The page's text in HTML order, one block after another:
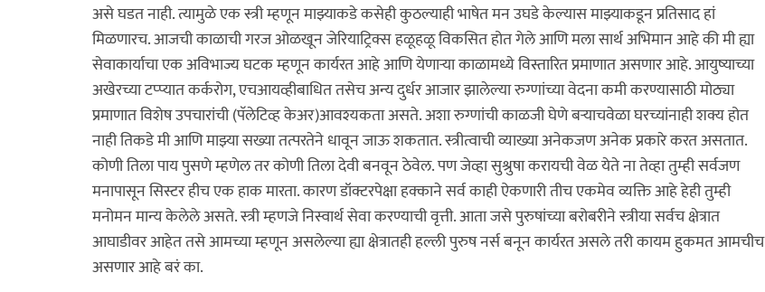
असे घडत नाही. त्यामुळे एक स्त्री म्हणून माझ्याकडे कसेही कुठल्याही भाषेत मन उघडे केल्यास माझ्याकडून प्रतिसाद हां
मिळणारच. आजची काळाची गरज ओळखून जेरियाट्रिक्स हळूहळू विकसित होत गेले आणि मला सार्थ अभिमान आहे की मी ह्या
सेवाकार्याचा एक अविभाज्य घटक म्हणून कार्यरत आहे आणि येणाऱ्या काळामध्ये विस्तारित प्रमाणात असणार आहे. आयुष्याच्या
अखेरच्या टप्प्यात कर्करोग, एचआयव्हीबाधित तसेच अन्य दुर्धर आजार झालेल्या रुग्णांच्या वेदना कमी करण्यासाठी मोठ्या
प्रमाणात विशेष उपचारांची (पॅलेटिव्ह केअर)आवश्यकता असते. अशा रुग्णांची काळजी घेणे बऱ्याचवेळा घरच्यांनाही शक्य होत
नाही तिकडे मी आणि माझ्या सख्या तत्परतेने धावून जाऊ शकतात. स्त्रीत्वाची व्याख्या अनेकजण अनेक प्रकारे करत असतात.
कोणी तिला पाय पुसणे म्हणेल तर कोणी तिला देवी बनवून ठेवेल. पण जेव्हा सुश्रुषा करायची वेळ येते ना तेव्हा तुम्ही सर्वजण
मनापासून सिस्टर हीच एक हाक मारता. कारण डॉक्टरपेक्षा हक्काने सर्व काही ऐकणारी तीच एकमेव व्यक्ति आहे हेही तुम्ही
मनोमन मान्य केलेले असते. स्त्री म्हणजे निस्वार्थ सेवा करण्याची वृत्ती. आता जसे पुरुषांच्या बरोबरीने स्त्रीया सर्वच क्षेत्रात
आघाडीवर आहेत तसे आमच्या म्हणून असलेल्या ह्या क्षेत्रातही हल्ली पुरुष नर्स बनून कार्यरत असले तरी कायम हुकमत आमचीच
असणार आहे बरं का.